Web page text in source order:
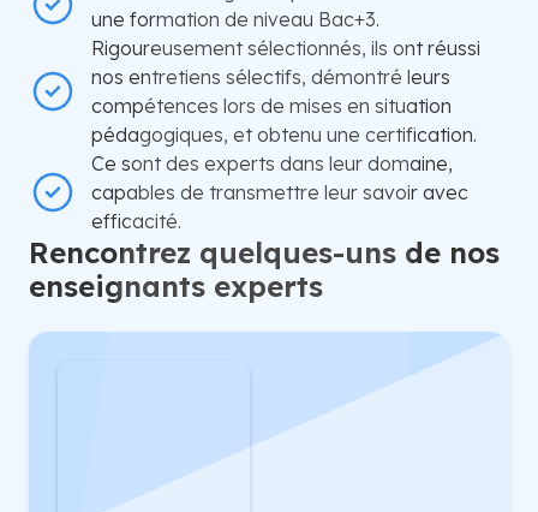
une formation de niveau Bac+3.
Rigoureusement sélectionnés, ils ont réussi
nos entretiens sélectifs, démontré leurs
compétences lors de mises en situation
pédagogiques, et obtenu une certification.
Ce sont des experts dans leur domaine,
capables de transmettre leur savoir avec
efficacité.
Rencontrez quelques-uns de nos
enseignants experts